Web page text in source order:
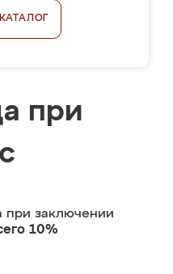
при
при заключении
10%